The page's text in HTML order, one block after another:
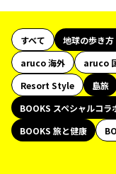
すべて 地球の歩き方
aruco 海外
aruco
Resort Style
島旅
BOOKS スペシャルコラ
BOOKS 旅と健康